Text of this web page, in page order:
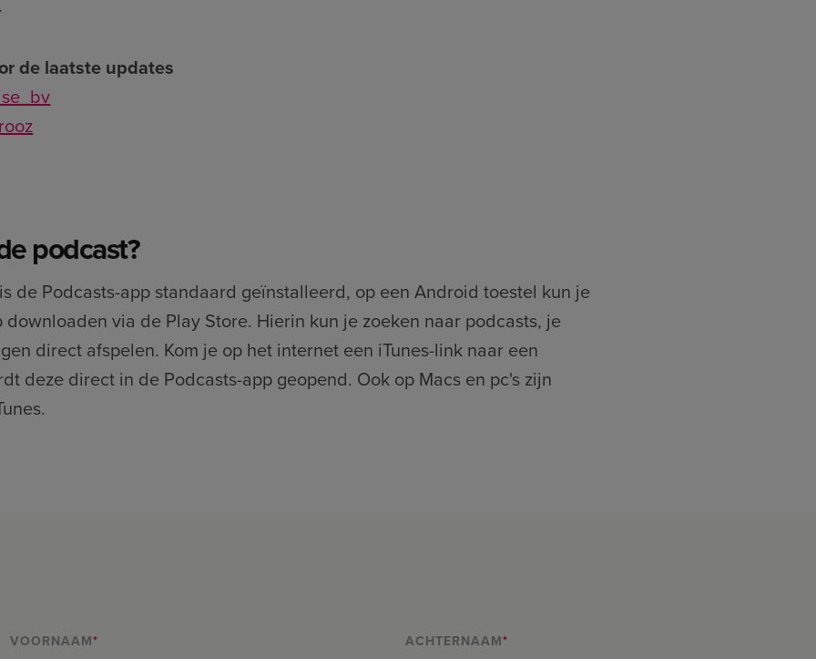
.
de laatste updates
podcast?
de Podcasts-app standaard geïnstalleerd, op een Android toestel kun je
downloaden via de Play Store. Hierin kun je zoeken naar podcasts, je
direct afspelen. Kom je op het internet een iTunes-link naar een
deze direct in de Podcasts-app geopend. Ook op Macs en pc's zijn
VOORNAAM* ACHTERNAAM*